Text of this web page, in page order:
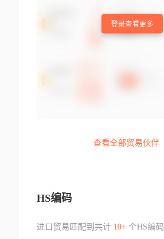
登录查看更多
查看全部贸易伙伴
HS编码
进口贸易匹配到共计 10+个HS编码